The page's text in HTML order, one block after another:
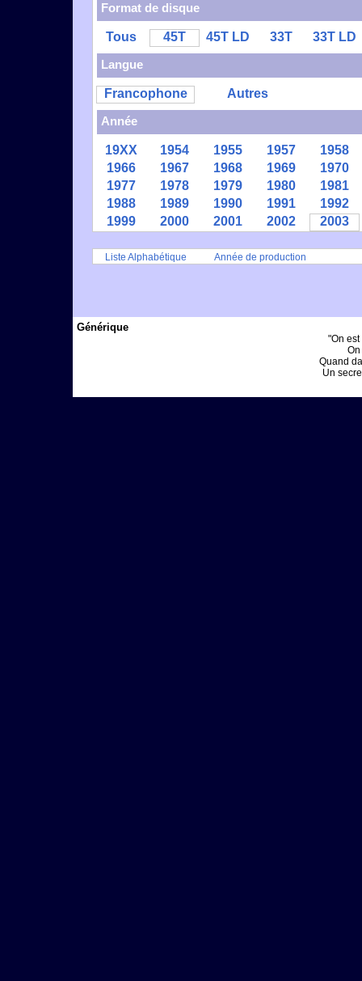
Format de disque
Tous 45T 45T LD 33T
33T LD
Langue
Francophone
Autres
Année
19XX 1954 1955 1957
1958
1966
1967 1968 1969
1970
1977
1978 1979 1980
1981
1988
1989 1990 1991
1992
1999
2000 2001 2002 2003
Liste Alphabétique Année de production
Générique
"On
Quand
Un